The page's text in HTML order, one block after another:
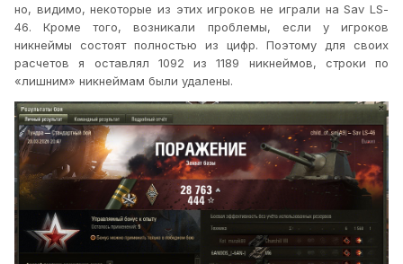
но, видимо, некоторые из этих игроков не играли наSav LS-
46. Кроме того, возникали проблемы, если у игроков
никнеймы состоят полностью из цифр. Поэтому для своих
расчетов я оставлял 1092 из 1189 никнеймов, строки по
«лишним» никнеймам были удалены.